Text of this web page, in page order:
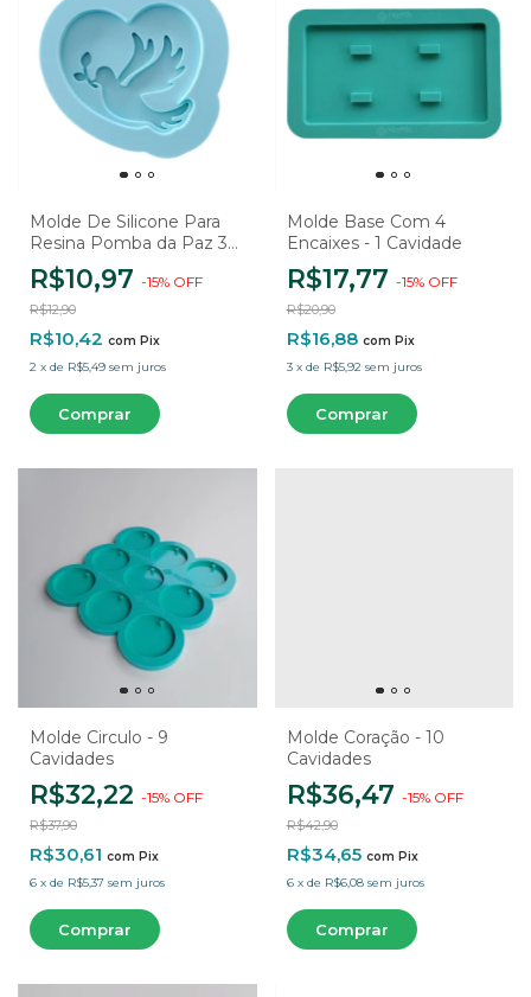
Molde De Silicone Para
Resina Pomba da Paz 3D
- 1 Cavidade
R$10,97 -15% OFF
R$12,90
R$10,42 com Pix
2 x de R$5,49 sem juros
Molde Base Com 4
Encaixes - 1 Cavidade
R$17,77 -15% OFF
R$20,90
R$16,88 com Pix
3 x de R$5,92 sem juros
Molde Circulo - 9
Cavidades
R$32,22 -15% OFF
R$37,90
R$30,61 com Pix
6 x de R$5,37 sem juros
Molde Coração - 10
Cavidades
R$36,47 -15% OFF
R$42,90
R$34,65 com Pix
6 x de R$6,08 sem juros